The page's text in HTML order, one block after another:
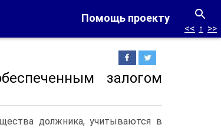
Помощь проекту
<< ↑ >>
залогом
должника, учитываются в